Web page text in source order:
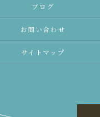
ブログ
お問い合わせ
サイトマップ